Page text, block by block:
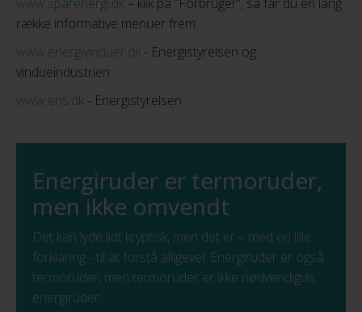
række informative menuer frem.
www.energivinduer.dk - Energistyrelsen og
vindueindustrien
www.ens.dk - Energistyrelsen
Energiruder er termoruder,
men ikke omvendt
Det kan lyde lidt kryptisk, men det er – med en lille
forklaring - til at forstå alligevel: Energiruder er også
termoruder, men termoruder er ikke nødvendigvis
energiruder.